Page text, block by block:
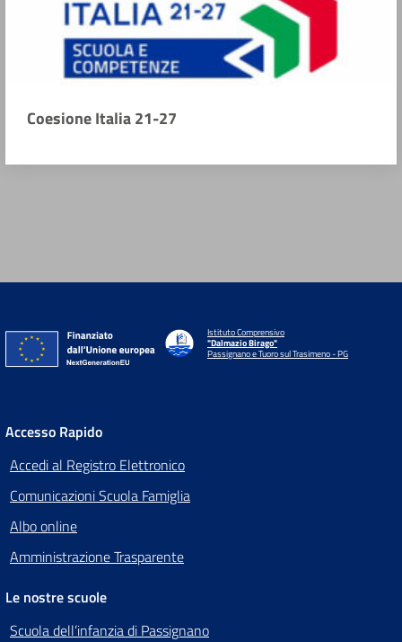
Coesione Italia 21-27
Istituto Comprensivo
"Dalmazio Birago"
Passignano e Tuoro sul Trasimeno - PG
Accesso Rapido
Accedi al Registro Elettronico
Comunicazioni Scuola Famiglia
Albo online
Amministrazione Trasparente
Le nostre scuole
Scuola dell’infanzia di Passignano